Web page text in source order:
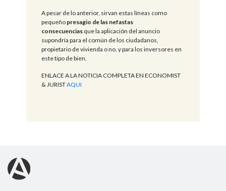
A pesar de lo anterior, sirvan estas líneas como
pequeño presagio de las nefastas
consecuenciasque la aplicación del anuncio
supondría para el común de los ciudadanos,
propietario de vivienda o no, y para los inversores en
este tipo de bien.
ENLACE A LA NOTICIA COMPLETA EN ECONOMIST
& JURISTAQUI